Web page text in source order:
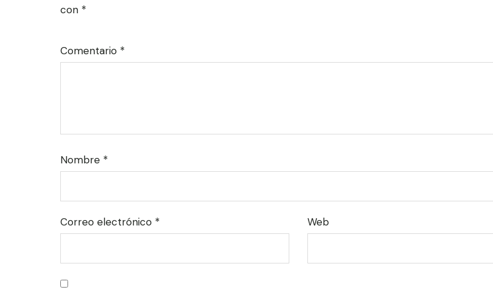
con *
Comentario *
Nombre *
Correo electrónico * Web